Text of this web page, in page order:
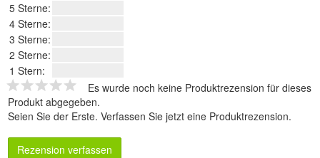
5 Sterne:
4 Sterne:
3 Sterne:
2 Sterne:
1 Stern:
Es wurde noch keine Produktrezension für dieses
Produkt abgegeben.
Seien Sie der Erste. Verfassen Sie jetzt eine Produktrezension.
Rezension verfassen